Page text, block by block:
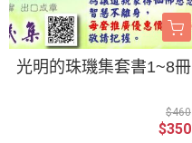
光明的珠璣集套書1~8冊
$460
$350